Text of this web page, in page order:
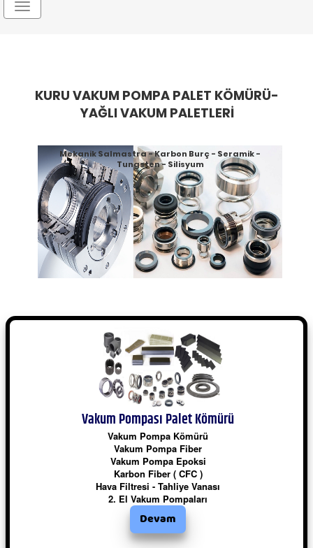
Toggle
navigation
Vakum Pompası Palet Kömürü
Vakum Pompa Kömürü
Vakum Pompa Fiber
Vakum Pompa Epoksi
Karbon Fiber ( CFC )
Hava Filtresi - Tahliye Vanası
2. El Vakum Pompaları
Devam
Mekanik Salmastra - Karbon Burç - Seramik -
Tungsten - Silisyum
KURU VAKUM POMPA PALET KÖMÜRÜ-
YAĞLI VAKUM PALETLERİ